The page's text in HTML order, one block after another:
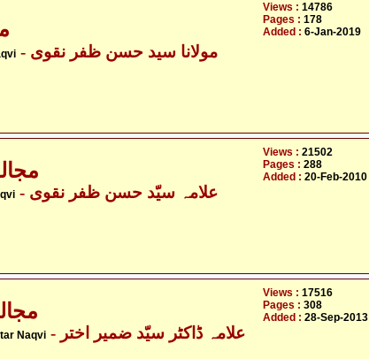
- مولانا سید حسن ظفر نقوی
Views : 14786
Pages : 178
Added : 6-Jan-2019
- علامہ سیّد حسن ظفر نقوی
Views : 21502
Pages : 288
Added : 20-Feb-2010
Naqvi - علامہ ڈاکٹر سیّد ضمیر اختر
Views : 17516
Pages : 308
Added : 28-Sep-2013